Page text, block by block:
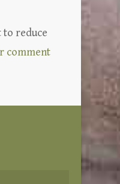
to reduce
comment